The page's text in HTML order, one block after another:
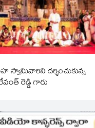
స్వామివారిని దర్శించుకున్న
రెడ్డి గారు